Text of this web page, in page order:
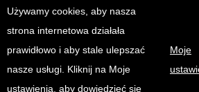
Używamy cookies, aby nasza
strona internetowa działała
prawidłowo i aby stale ulepszać
nasze usługi. Kliknij na Moje
ustawienia, aby dowiedzieć się
Moje
Copyright ©2026Klinika Promienista
ALTSEO.PL
. @2021 KLINIKA